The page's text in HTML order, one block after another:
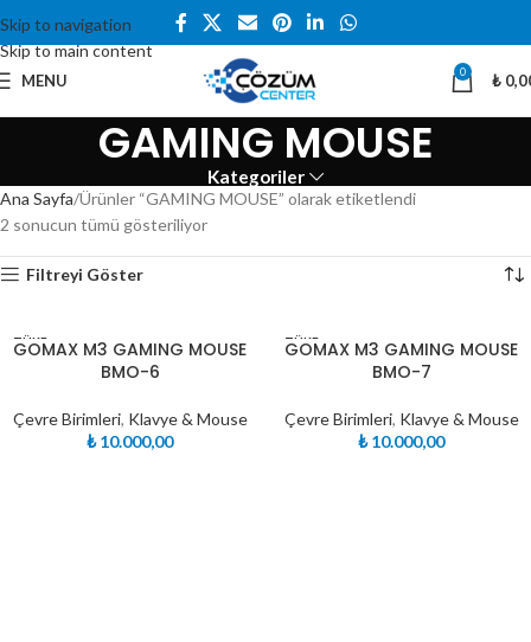
Skip to navigation
Skip to main content
MENU 0 ₺
GAMING MOUSE
Kategoriler
Ana Sayfa Ürünler “GAMING MOUSE” olarak etiketlendi
2 sonucun tümü gösteriliyor
Filtreyi Göster
TÜKE
NDI
GOMAX M3 GAMING MOUSE
BMO-6
Çevre Birimleri, Klavye & Mouse
₺10.000,00
TÜKE
NDI
GOMAX M3 GAMING MOUSE
BMO-7
Çevre Birimleri, Klavye & Mouse
₺10.000,00